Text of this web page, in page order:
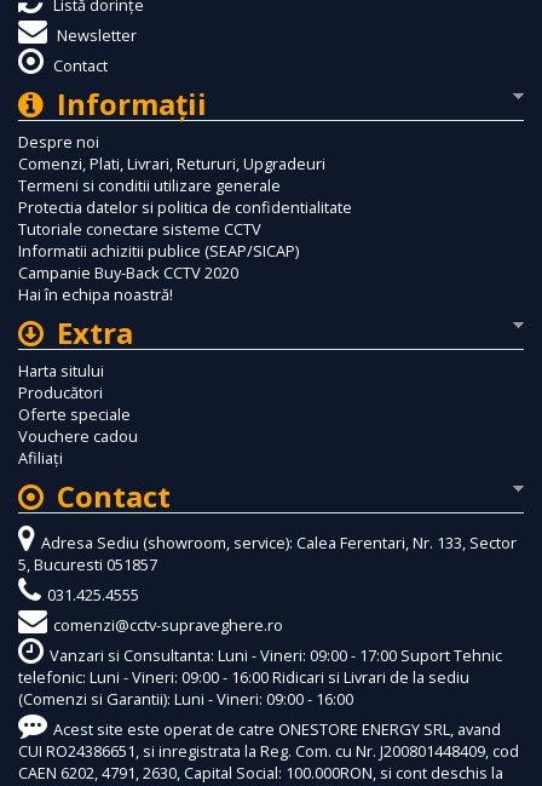
Newsletter
Contact
Informaţii
Despre noi
Comenzi, Plati, Livrari, Retururi, Upgradeuri
Termeni si conditii utilizare generale
Protectia datelor si politica de confidentialitate
Tutoriale conectare sisteme CCTV
Informatii achizitii publice (SEAP/SICAP)
Campanie Buy-Back CCTV 2020
Hai în echipa noastră!
Extra
Harta sitului
Producători
Oferte speciale
Vouchere cadou
Afiliaţi
Contact
Adresa Sediu (showroom, service): Calea Ferentari, Nr. 133, Sector
5, Bucuresti 051857
031.425.4555
comenzi@cctv-supraveghere.ro
Vanzari si Consultanta: Luni - Vineri: 09:00 - 17:00 Suport Tehnic
telefonic: Luni - Vineri: 09:00 - 16:00 Ridicari si Livrari de la sediu
(Comenzi si Garantii): Luni - Vineri: 09:00 - 16:00
Acest site este operat de catre ONESTORE ENERGY SRL, avand
CUI RO24386651, si inregistrata la Reg. Com. cu Nr. J200801448409, cod
CAEN 6202, 4791, 2630, Capital Social: 100.000RON, si cont deschis la